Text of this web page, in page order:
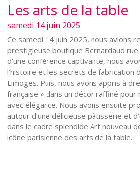
Les arts de la table
samedi 14 juin 2025
Ce samedi 14 juin 2025, nous avions
prestigieuse boutique Bernardaud rue
d’une conférence captivante, nous
l’histoire et les secrets de fabrication
Limoges. Puis, nous avons appris à
française » dans un décor raffiné
avec élégance. Nous avons ensuite
autour d’une délicieuse pâtisserie et
dans le cadre splendide Art nouveau
icône parisienne des arts de la table.